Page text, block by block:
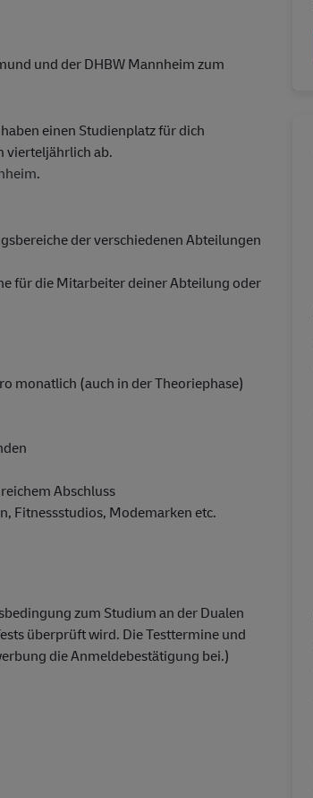
und der DHBW Mannheim zum
einen Studienplatz für dich
vierteljährlich ab.
.
der verschiedenen Abteilungen
für die Mitarbeiter deiner Abteilung oder
monatlich (auch in der Theoriephase)
Abschluss
Fitnessstudios, Modemarken etc.
zum Studium an der Dualen
überprüft wird. Die Testtermine und
die Anmeldebestätigung bei.)